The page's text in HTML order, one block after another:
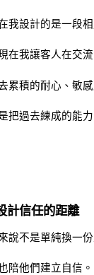
我設計的是一段相
在我讓客人在交流
累積的耐心、敏
把過去練成的能
計信任的距離
說不是單純換一
陪他們建立自信。